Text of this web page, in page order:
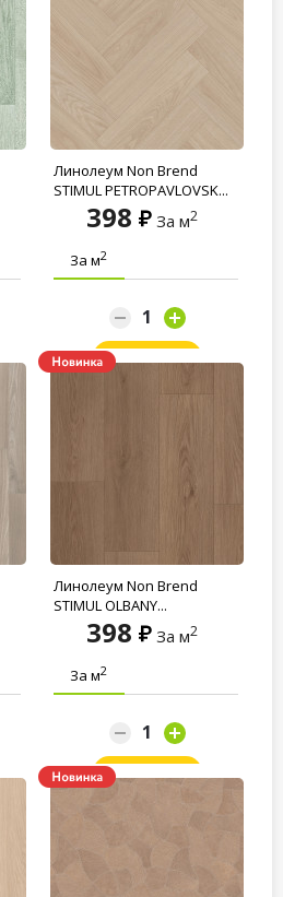
Линолеум Non Brend
STIMUL PETROPAVLOVSK...
398 За м2
За м2
Заказать
Линолеум Non Brend
STIMUL OLBANY...
398 За м2
За м2
Заказать